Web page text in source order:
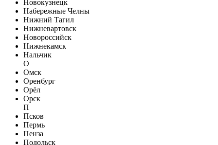
Новокузнецк
Набережные Челны
Нижний Тагил
Нижневартовск
Новороссийск
Нижнекамск
Нальчик
О
Омск
Оренбург
Орёл
Орск
П
Псков
Пермь
Пенза
Подольск